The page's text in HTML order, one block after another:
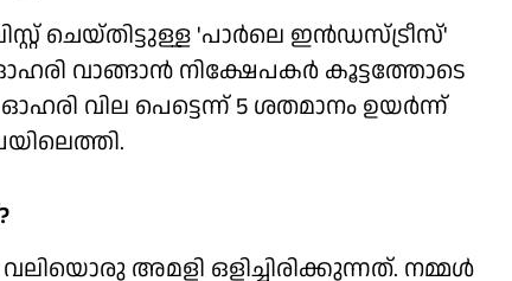
ചെയ്തിട്ടുള്ള 'പാര്‍ലെ ഇന്‍ഡസ്ട്രീസ്'
ഓഹരി വാങ്ങാന്‍ നിക്ഷേപകര്‍ കൂട്ടത്തോടെ
വില പെട്ടെന്ന് 5 ശതമാനം ഉയര്‍ന്ന്
അമളി ഒളിച്ചിരിക്കുന്നത്. നമ്മള്‍